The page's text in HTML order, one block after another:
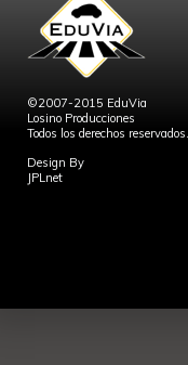
©2007-2015 EduVia
Losino Producciones
Todos los derechos reservados.
Design By
JPLnet